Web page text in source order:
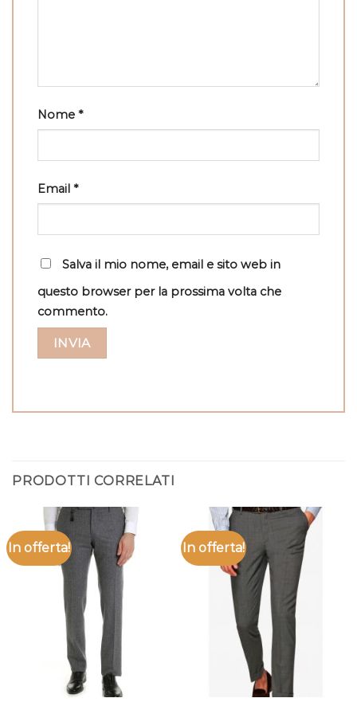
Nome *
Email *
Salva il mio nome, email e sito web in
questo browser per la prossima volta che
commento.
PRODOTTI CORRELATI
In offerta! In offerta!